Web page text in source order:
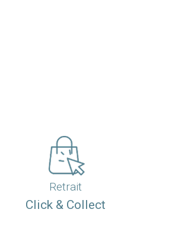
Retrait
Click & Collect